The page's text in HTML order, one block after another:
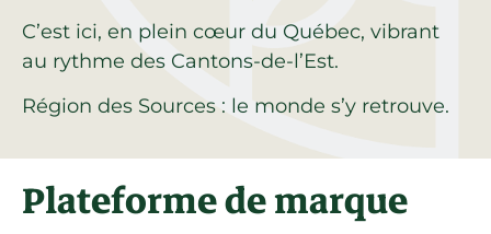
C’est ici, en plein cœur du Québec, vibrant
au rythme des Cantons-de-l’Est.
Région des Sources : le monde s’y retrouve.
Plateforme de marque